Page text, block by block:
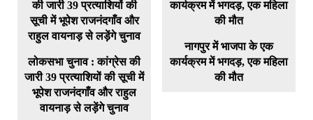
लोकसभा चुनाव : कांग्रेस की
जारी 39 प्रत्याशियों की सूची में
भूपेश राजनंदगाँव और राहुल
वायनाड़ से लड़ेंगे चुनाव
नागपुर में भाजपा के एक
कार्यक्रम में भगदड़, एक महिला
की मौत